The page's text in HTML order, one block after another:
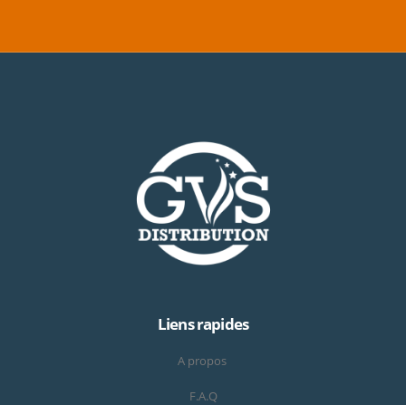
Liens rapides
A propos
F.A.Q